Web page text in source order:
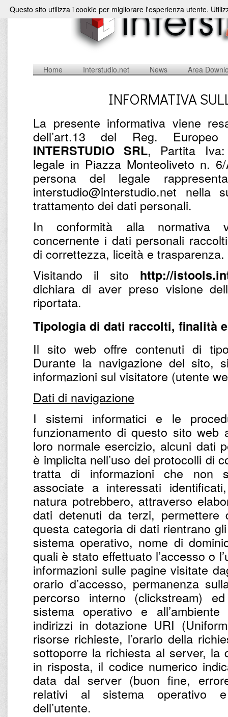
Home Interstudio.net News Area
INFORMATIVA
La presente informativa viene
dell’art.13 del Reg.
INTERSTUDIO SRL, Partita Iva:
legale in Piazza Monteoliveto n.
persona del legale
interstudio@interstudio.net
trattamento dei dati personali.
In conformità alla normativa
concernente i dati personali
di correttezza, liceità e trasparenza.
Visitando il sito http://
dichiara di aver preso visione
riportata.
Tipologia di dati raccolti, finalità
Il sito web offre contenuti di
Durante la navigazione del sito,
informazioni sul visitatore (utente
Dati di navigazione
I sistemi informatici e le
funzionamento di questo sito web
loro normale esercizio, alcuni dati
è implicita nell’uso dei protocolli di
tratta di informazioni che non
associate a interessati
natura potrebbero, attraverso
dati detenuti da terzi,
questa categoria di dati rientrano
sistema operativo, nome di
quali è stato effettuato l’accesso o
informazioni sulle pagine visitate
orario d’accesso, permanenza
percorso interno (clickstream)
sistema operativo e all’ambiente
indirizzi in dotazione URI
risorse richieste, l’orario della
sottoporre la richiesta al server, la
in risposta, il codice numerico
data dal server (buon fine,
relativi al sistema operativo e
dell’utente.
Questo sito utilizza i cookie per migliorare l'esperienza utente.